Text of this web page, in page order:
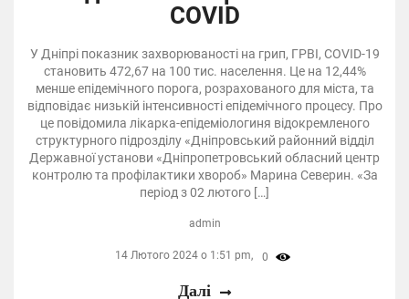
COVID
У Дніпрі показник захворюваності на грип, ГРВІ, COVID-19
становить 472,67 на 100 тис. населення. Це на 12,44%
менше епідемічного порога, розрахованого для міста, та
відповідає низькій інтенсивності епідемічного процесу. Про
це повідомила лікарка-епідеміологиня відокремленого
структурного підрозділу «Дніпровський районний відділ
Державної установи «Дніпропетровський обласний центр
контролю та профілактики хвороб» Марина Северин. «За
період з 02 лютого […]
admin
14 Лютого 2024 о 1:51 pm, 0
Далі